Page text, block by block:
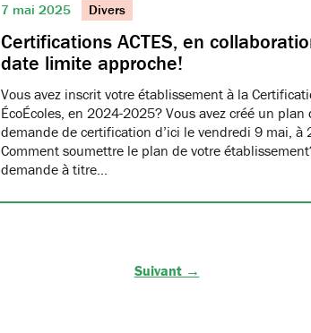
7 mai 2025 Divers
Certifications ACTES, en
date limite approche!
Vous avez inscrit votre établissement à la
ÉcoÉcoles, en 2024-2025? Vous avez créé un plan
demande de certification d’ici le vendredi 9 mai, à
Comment soumettre le plan de votre
demande à titre…
Suivant →